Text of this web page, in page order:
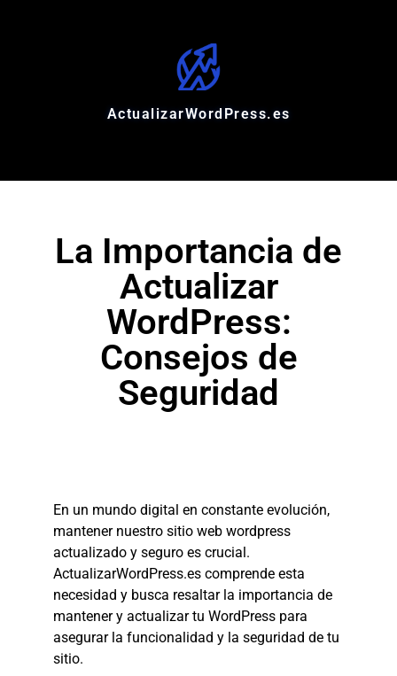
ActualizarWordPress.es
La Importancia de
Actualizar
WordPress:
Consejos de
Seguridad
En un mundo digital en constante evolución,
mantener nuestro sitio web wordpress
actualizado y seguro es crucial.
ActualizarWordPress.es comprende esta
necesidad y busca resaltar la importancia de
mantener y actualizar tu WordPress para
asegurar la funcionalidad y la seguridad de tu
sitio.